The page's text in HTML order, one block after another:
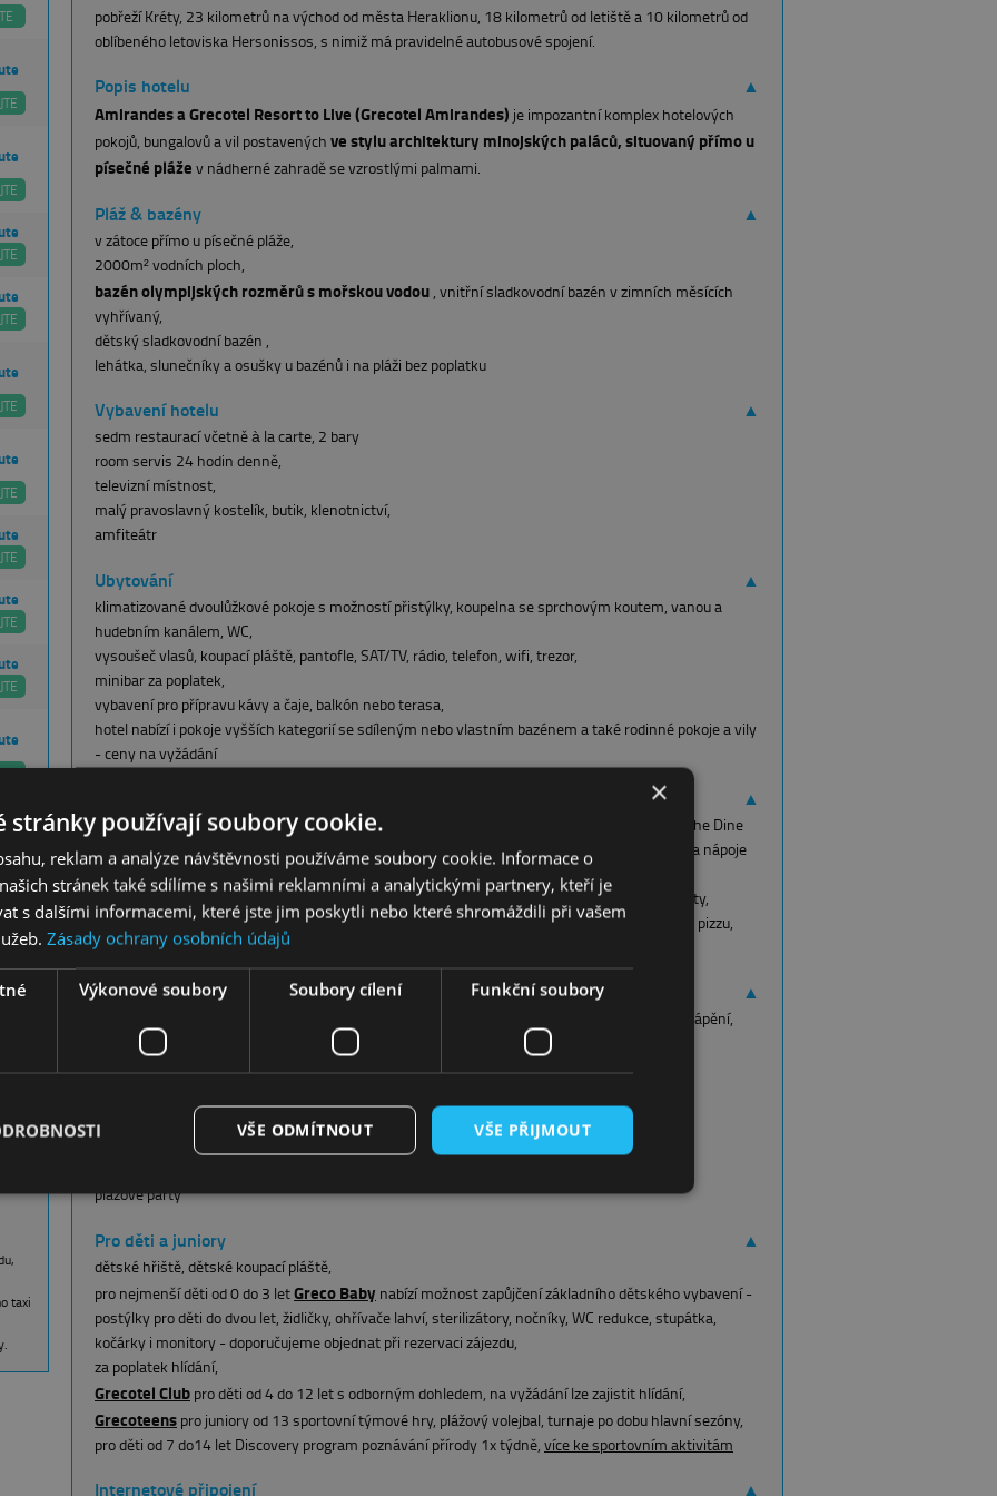
taxi
pobřeží Kréty, 23 kilometrů na východ od města Heraklionu, 18 kilometrů od letiště a 10 kilometrů od
oblíbeného letoviska Hersonissos, s nimiž má pravidelné autobusové spojení.
Popis hotelu ▲
Amirandes a Grecotel Resort to Live (Grecotel Amirandes) je impozantní komplex hotelových
pokojů, bungalovů a vil postavených ve stylu architektury minojských paláců, situovaný přímo u
písečné pláže v nádherné zahradě se vzrostlými palmami.
Pláž & bazény ▲
v zátoce přímo u písečné pláže,
2000m² vodních ploch,
bazén olympijských rozměrů s mořskou vodou , vnitřní sladkovodní bazén v zimních měsících
vyhřívaný,
dětský sladkovodní bazén ,
lehátka, slunečníky a osušky u bazénů i na pláži bez poplatku
Vybavení hotelu ▲
sedm restaurací včetně à la carte, 2 bary
room servis 24 hodin denně,
televizní místnost,
malý pravoslavný kostelík, butik, klenotnictví,
amfiteátr
Ubytování ▲
klimatizované dvoulůžkové pokoje s možností přistýlky, koupelna se sprchovým koutem, vanou a
hudebním kanálem, WC,
vysoušeč vlasů, koupací pláště, pantofle, SAT/TV, rádio, telefon, wifi, trezor,
minibar za poplatek,
vybavení pro přípravu kávy a čaje, balkón nebo terasa,
hotel nabízí i pokoje vyšších kategorií se sdíleným nebo vlastním bazénem a také rodinné pokoje a vily
- ceny na vyžádání
▲
polopenze, snídaně formou bohatého bufetu včetně produktů zdravé výživy, večeře formou The Dine
Club, možnost dokoupení all inclusive programu Comfort all-in package, který zahrnuje oběd a nápoje
ve všech restauracích a barech hotelu více informací ke stravování
pro děti od 3 do 12 let zajišťuje Grecoland Tasty Corner minibufety s čerstvým ovocem, jogurty,
sušenky, zmrzlinu, mléko, čaj, vodu a džusy, obědy zahrnují polévku, zeleninu, těstoviny, rybu, pizzu,
domácí burgery, saláty a další dětská jídla včetně nápojů, speciálních diet a mixované stravy
Sport & zábava ▲
fitness centrum s kardiozónou, vodní lyžování, plachtění, šlapadla, kánoe, nedaleko škola potápění,
minifotbal, jóga, vodní aerobik, plážový volejbal, stolní tenis, boccia,
tenisové kurty (osvětlení za poplatek), možnost zapůjčení raket,
golfové hřiště v dosahu 10 kilometrů , organizované výlety
více ke sportovním aktivitám
plážové party
Pro děti a juniory ▲
dětské hřiště, dětské koupací pláště,
pro nejmenší děti od 0 do 3 letGreco Baby nabízí možnost zapůjčení základního dětského vybavení -
postýlky pro děti do dvou let, židličky, ohřívače lahví, sterilizátory, nočníky, WC redukce, stupátka,
kočárky i monitory - doporučujeme objednat při rezervaci zájezdu,
za poplatek hlídání,
Grecotel Club pro děti od 4 do 12 let s odborným dohledem, na vyžádání lze zajistit hlídání,
Grecoteens pro juniory od 13 sportovní týmové hry, plážový volejbal, turnaje po dobu hlavní sezóny,
pro děti od 7 do14 let Discovery program poznávání přírody 1x týdně, více ke sportovním aktivitám
Internetové připojení ▲
×
stránky používají soubory cookie.
reklam a analýze návštěvnosti používáme soubory cookie. Informace o
stránek také sdílíme s našimi reklamními a analytickými partnery, kteří je
s dalšími informacemi, které jste jim poskytli nebo které shromáždili při vašem
Zásady ochrany osobních údajů
Výkonové soubory Soubory cílení Funkční soubory
VŠE PŘIJMOUT
VŠE ODMÍTNOUT